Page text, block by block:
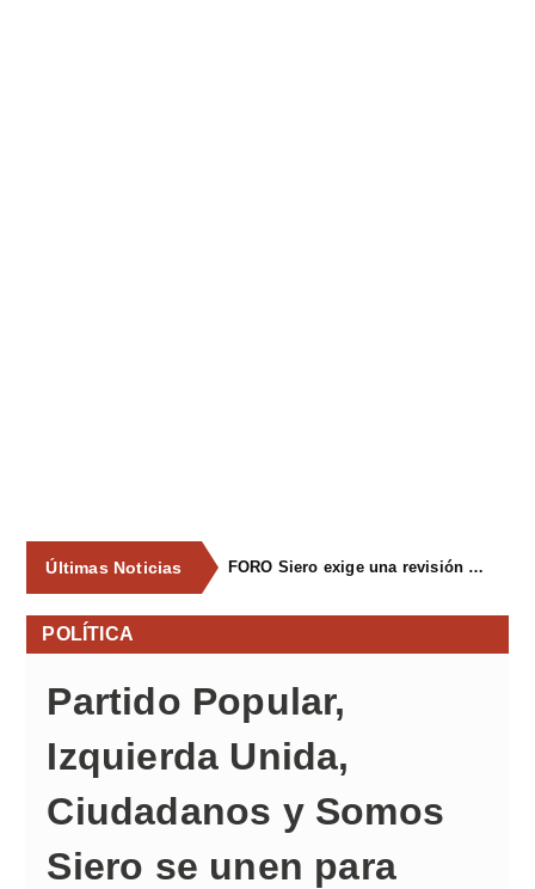
Últimas Noticias FORO Siero exige una revisión integral del servicio de recogida de residuos para acabar con los contenedores desbordados y la imagen de abandono del concejo
POLÍTICA
Partido Popular,
Izquierda Unida,
Ciudadanos y Somos
Siero se unen para